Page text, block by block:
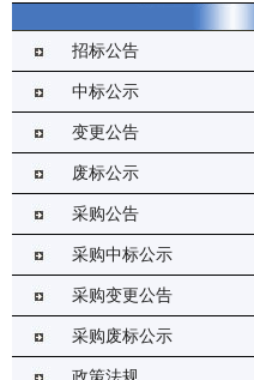
招标公告
中标公示
变更公告
废标公示
采购公告
采购中标公示
采购变更公告
采购废标公示